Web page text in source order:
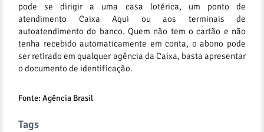
pode se dirigir a uma casa lotérica, um ponto de
atendimento Caixa Aqui ou aos terminais de
autoatendimento do banco. Quem não tem o cartão e não
tenha recebido automaticamente em conta, o abono pode
ser retirado em qualquer agência da Caixa, basta apresentar
o documento de identificação.
Fonte: Agência Brasil
Tags